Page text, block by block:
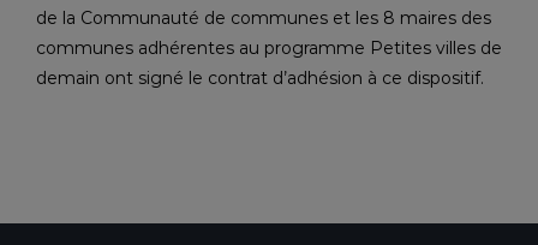
de la Communauté de communes et les 8 maires des
communes adhérentes au programme Petites villes de
demain ont signé le contrat d’adhésion à ce dispositif.